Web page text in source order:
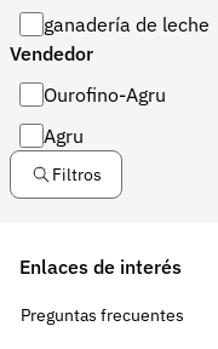
ganadería de leche
Vendedor
Ourofino-Agru
Agru
Filtros
Enlaces de interés
Preguntas frecuentes